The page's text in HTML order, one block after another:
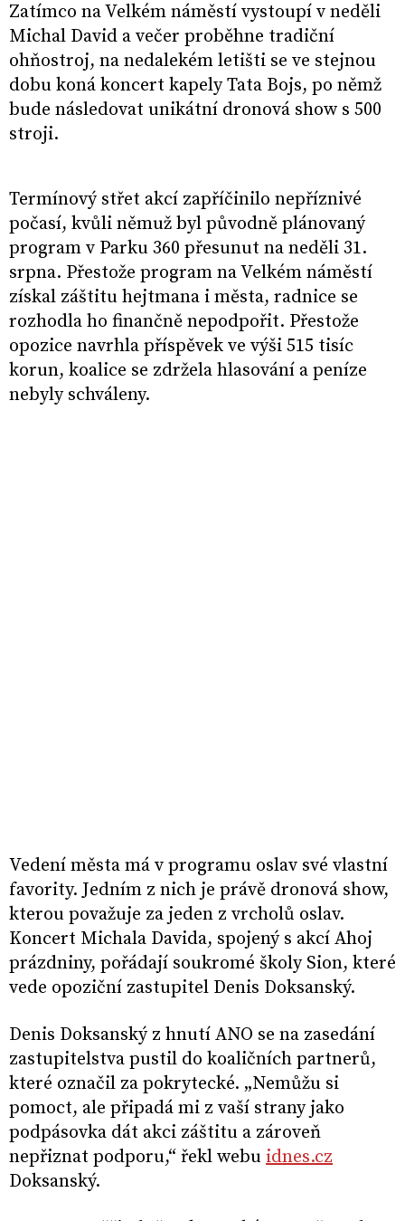
Zatímco na Velkém náměstí vystoupí v neděli
Michal David a večer proběhne tradiční
ohňostroj, na nedalekém letišti se ve stejnou
dobu koná koncert kapely Tata Bojs, po němž
bude následovat unikátní dronová show s 500
stroji.
Termínový střet akcí zapříčinilo nepříznivé
počasí, kvůli němuž byl původně plánovaný
program v Parku 360 přesunut na neděli 31.
srpna. Přestože program na Velkém náměstí
získal záštitu hejtmana i města, radnice se
rozhodla ho finančně nepodpořit. Přestože
opozice navrhla příspěvek ve výši 515 tisíc
korun, koalice se zdržela hlasování a peníze
nebyly schváleny.
Vedení města má v programu oslav své vlastní
favority. Jedním z nich je právě dronová show,
kterou považuje za jeden z vrcholů oslav.
Koncert Michala Davida, spojený s akcí Ahoj
prázdniny, pořádají soukromé školy Sion, které
vede opoziční zastupitel Denis Doksanský.
Denis Doksanský z hnutí ANO se na zasedání
zastupitelstva pustil do koaličních partnerů,
které označil za pokrytecké. „Nemůžu si
pomoct, ale připadá mi z vaší strany jako
podpásovka dát akci záštitu a zároveň
nepřiznat podporu,“ řekl webu idnes.cz
Doksanský.